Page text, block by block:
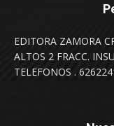
EDITORA ZAMORA
ALTOS 2 FRACC.
TELEFONOS .